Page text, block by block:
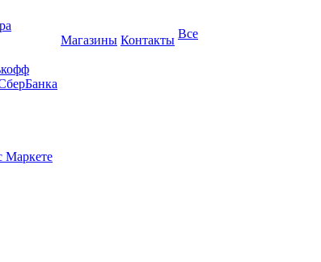
Маркете
Магазины Контакты Все